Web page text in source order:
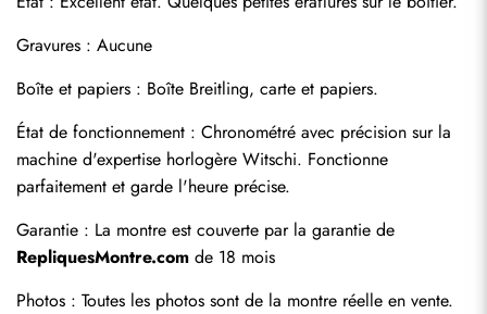
Gravures : Aucune
Boîte et papiers : Boîte Breitling, carte et papiers.
État de fonctionnement : Chronométré avec précision sur la
machine d'expertise horlogère Witschi. Fonctionne
parfaitement et garde l'heure précise.
RepliquesMontre.com de 18 mois
Photos : Toutes les photos sont de la montre réelle en vente.
Envoyer